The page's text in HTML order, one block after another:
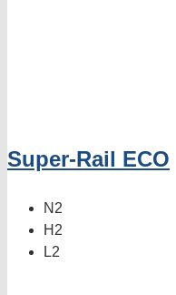
Super-Rail ECO
N2
H2
L2